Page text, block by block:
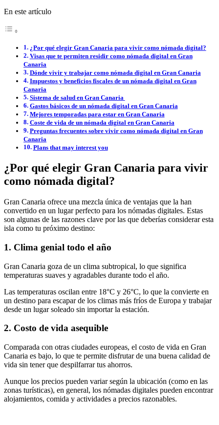
En este artículo
¿Por qué elegir Gran Canaria para vivir como nómada digital?
Visas que te permiten residir como nómada digital en Gran
Canaria
Dónde vivir y trabajar como nómada digital en Gran Canaria
Impuestos y beneficios fiscales de un nómada digital en Gran
Canaria
Sistema de salud en Gran Canaria
Gastos básicos de un nómada digital en Gran Canaria
Mejores temporadas para estar en Gran Canaria
Coste de vida de un nómada digital en Gran Canaria
Preguntas frecuentes sobre vivir como nómada digital en Gran
Canaria
Plans that may interest you
¿Por qué elegir Gran Canaria para vivir
como nómada digital?
Gran Canaria ofrece una mezcla única de ventajas que la han
convertido en un lugar perfecto para los nómadas digitales. Estas
son algunas de las razones clave por las que deberías considerar esta
isla como tu próximo destino:
1. Clima genial todo el año
Gran Canaria goza de un clima subtropical, lo que significa
temperaturas suaves y agradables durante todo el año.
Las temperaturas oscilan entre 18°C y 26°C, lo que la convierte en
un destino para escapar de los climas más fríos de Europa y trabajar
desde un lugar soleado sin importar la estación.
2. Costo de vida asequible
Comparada con otras ciudades europeas, el costo de vida en Gran
Canaria es bajo, lo que te permite disfrutar de una buena calidad de
vida sin tener que despilfarrar tus ahorros.
Aunque los precios pueden variar según la ubicación (como en las
zonas turísticas), en general, los nómadas digitales pueden encontrar
alojamientos, comida y actividades a precios razonables.